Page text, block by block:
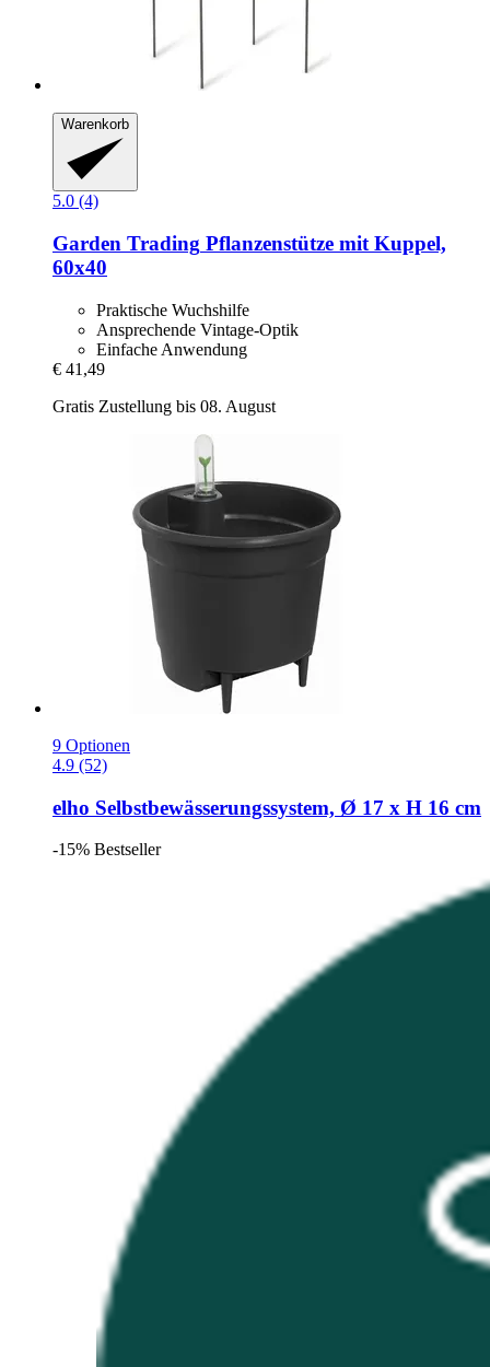
Warenkorb
5.0 (4)
Garden Trading Pflanzenstütze mit Kuppel,
60x40
Praktische Wuchshilfe
Ansprechende Vintage-Optik
Einfache Anwendung
€ 41,49
Gratis Zustellung bis 08. August
9 Optionen
4.9 (52)
elho Selbstbewässerungssystem, Ø 17 x H 16 cm
-15% Bestseller